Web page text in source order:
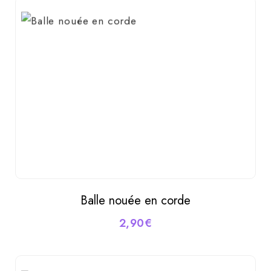
AJOUTER AU PANIER
Balle nouée en corde
2,90€